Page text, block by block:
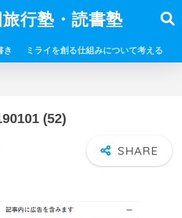
行塾・読書塾
き ミライを創る仕組みについて考える
(52)